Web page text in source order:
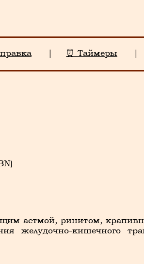
| ⏰ Таймеры |
астмой, ринитом,
желудочно-кишечного